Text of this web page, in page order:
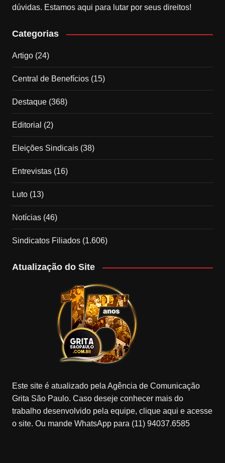
dúvidas. Estamos aqui para lutar por seus direitos!
Categorias
Artigo(24)
Central de Benefícios(15)
Destaque(368)
Editorial (2)
Eleições Sindicais(38)
Entrevistas(16)
Luto(13)
Notícias(46)
Sindicatos Filiados(1.606)
Atualização do Site
Este site é atualizado pela Agência de Comunicação
Grita São Paulo. Caso deseje conhecer mais do
trabalho desenvolvido pela equipe, clique aqui e acesse
o site. Ou mande WhatsApp para (11) 94037.6585